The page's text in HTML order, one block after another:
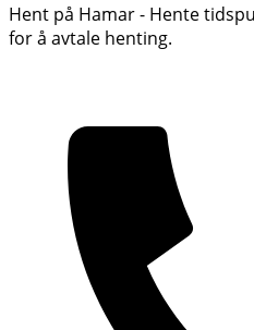
Hent på Hamar - Hente
for å avtale henting.